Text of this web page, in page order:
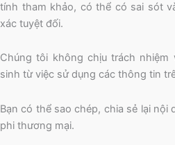
tính tham khảo, có thể có sai sót
xác tuyệt đối.
Chúng tôi không chịu trách
sinh từ việc sử dụng các thông tin
Bạn có thể sao chép, chia sẻ lại nội
phi thương mại.